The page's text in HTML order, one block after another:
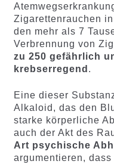
Zigarettenrauchen
den mehr als 7
Verbrennung von
zu 250 gefährlich
krebserregend .
Eine dieser
Alkaloid, das den
starke körperliche
auch der Akt des
Art psychische
argumentieren,